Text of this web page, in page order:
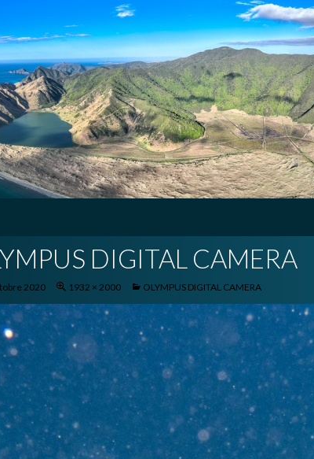
DIGITAL CAMERA
2020 1932 × 2000 OLYMPUS DIGITAL CAMERA